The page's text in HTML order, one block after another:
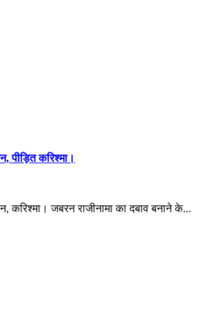
पीड़ित करिश्मा।
करिश्मा। जबरन राजीनामा का दबाव बनाने के...